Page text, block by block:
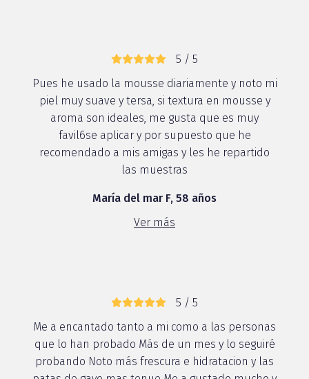
5 / 5
Pues he usado la mousse diariamente y noto mi
piel muy suave y tersa, si textura en mousse y
aroma son ideales, me gusta que es muy
favil6se aplicar y por supuesto que he
recomendado a mis amigas y les he repartido
las muestras
María del mar F, 58 años
Ver más
5 / 5
Me a encantado tanto a mi como a las personas
que lo han probado Más de un mes y lo seguiré
probando Noto más frescura e hidratacion y las